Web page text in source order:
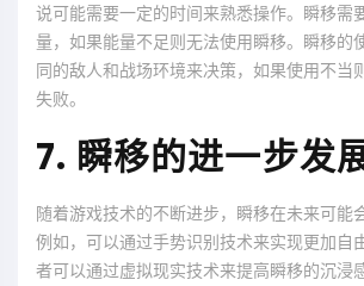
说可能需要一定的时间来熟悉操作。瞬移需
量，如果能量不足则无法使用瞬移。瞬移的
同的敌人和战场环境来决策，如果使用不当
失败。
7. 瞬移的进一步发
随着游戏技术的不断进步，瞬移在未来可能
例如，可以通过手势识别技术来实现更加自
者可以通过虚拟现实技术来提高瞬移的沉浸